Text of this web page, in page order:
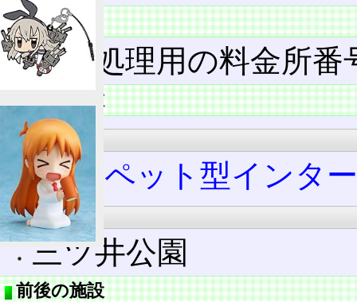
料金所
電算処理用の料金所番
施設の特徴
構造
トランペット型インタ
周辺地理
三ツ井公園
前後の施設